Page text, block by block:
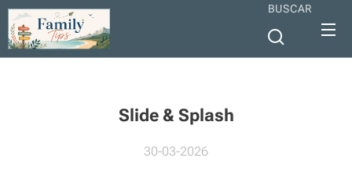
BUSCAR
Slide & Splash
30-03-2026